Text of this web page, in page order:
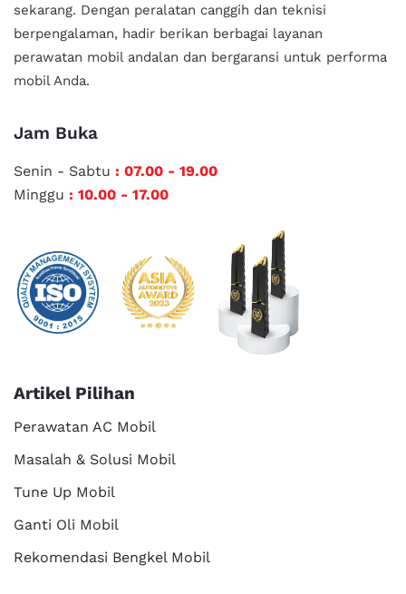
sekarang. Dengan peralatan canggih dan teknisi
berpengalaman, hadir berikan berbagai layanan
perawatan mobil andalan dan bergaransi untuk performa
mobil Anda.
Jam Buka
Senin - Sabtu : 07.00 - 19.00
Minggu : 10.00 - 17.00
Artikel Pilihan
Perawatan AC Mobil
Masalah & Solusi Mobil
Tune Up Mobil
Ganti Oli Mobil
Rekomendasi Bengkel Mobil